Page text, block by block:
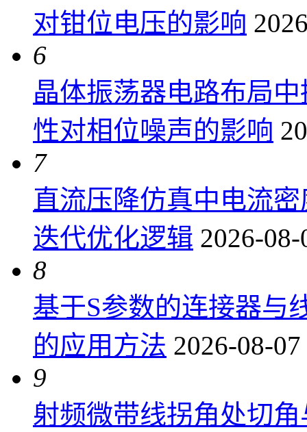
对钳位电压的影响
6
晶体振荡器电路布局
性对相位噪声的影响
7
直流压降仿真中电流
迭代优化逻辑 2026-
8
基于S参数的连接器与
的应用方法 2026-08-
9
射频微带线拐角处切